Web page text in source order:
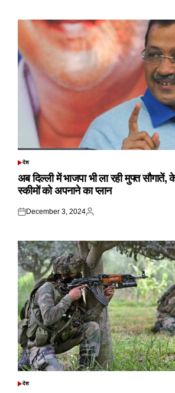
POSTED
देश
अब दिल्ली में भाजपा भी ला रही मुफ्त सौगातें,
स्कीमों को अपनाने का प्लान
Posted
December 3, 2024
Posted
POSTED
देश